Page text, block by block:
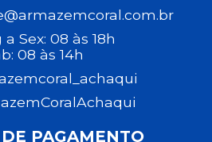
a Sex: 08 às 18h
08 às 14h
PAGAMENTO